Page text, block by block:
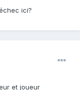
ici?
et joueur